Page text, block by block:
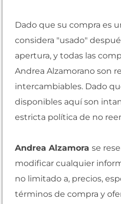
Dado que su compra es
considera "usado"
apertura, y todas las
Andrea Alzamorano son
intercambiables. Dado
disponibles aquí son
estricta política de no
Andrea Alzamora se
modificar cualquier
no limitado a, precios,
términos de compra y